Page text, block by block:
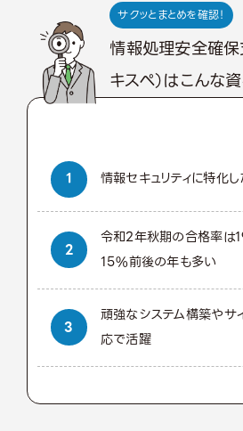
サクッとまとめを確認！
情報処理安全確保
キスペ）はこんな資
情報セキュリティに特化
令和2年秋期の合格率は
15%前後の年も多い
頑強なシステム構築やサ
応で活躍